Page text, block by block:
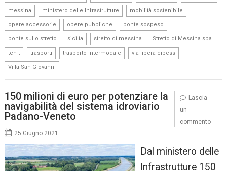
messina ministero delle Infrastrutture mobilità sostenibile
opere accessorie opere pubbliche ponte sospeso
ponte sullo stretto sicilia stretto di messina Stretto di Messina spa
ten-t trasporti trasporto intermodale via libera cipess
Villa San Giovanni
150 milioni di euro per potenziare la
navigabilità del sistema idroviario
Padano-Veneto
25 Giugno 2021
Dal ministero delle
Infrastrutture 150
Lascia
un
commento